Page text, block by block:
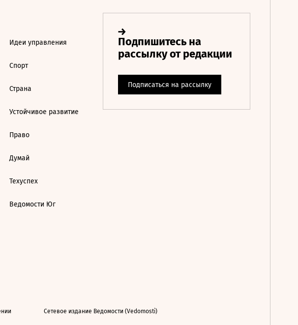
Идеи управления
Спорт
Страна
Устойчивое развитие
Право
Думай
Техуспех
Ведомости Юг
Сетевое издание Ведомости (Vedomosti)